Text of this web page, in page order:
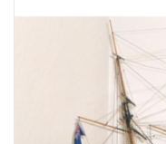
Nieuwe tekeningen
NIEUWE TIJDSCHRIFTEN